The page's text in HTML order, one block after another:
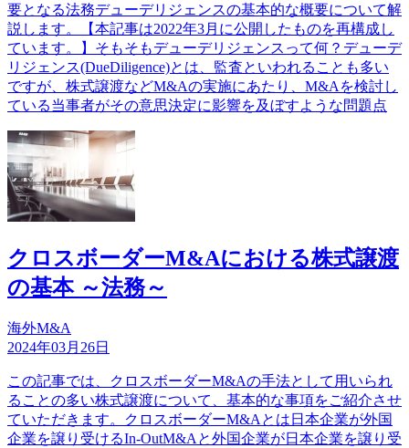
要となる法務デューデリジェンスの基本的な概要について解
説します。【本記事は2022年3月に公開したものを再構成し
ています。】そもそもデューデリジェンスって何？デューデ
リジェンス(DueDiligence)とは、監査といわれることも多い
ですが、株式譲渡などM&Aの実施にあたり、M&Aを検討し
ている当事者がその意思決定に影響を及ぼすような問題点
クロスボーダーM&Aにおける株式譲渡
の基本 ～法務～
海外M&A
2024年03月26日
この記事では、クロスボーダーM&Aの手法として用いられ
ることの多い株式譲渡について、基本的な事項をご紹介させ
ていただきます。クロスボーダーM&Aとは日本企業が外国
企業を譲り受けるIn-OutM&Aと外国企業が日本企業を譲り受